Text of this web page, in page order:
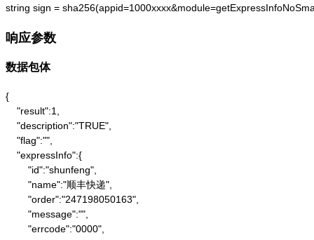
string sign =
响应参数
数据包体
{
    "result":1,
    "description":"TRUE",
    "flag":"",
    "expressInfo":{
        "id":"shunfeng",
        "name":"顺丰快递",
        "order":"247198050163",
        "message":"",
        "errcode":"0000",